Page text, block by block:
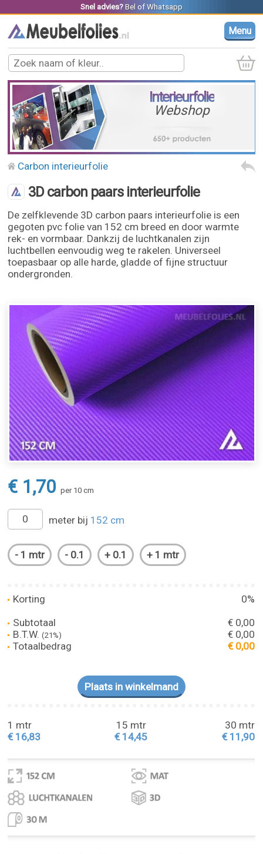
Snel advies? Belof Whatsapp
Menu
Interieurfolie
Webshop
Carbon interieurfolie
3D carbon paars interieurfolie
De zelfklevende 3D carbon paars interieurfolie is een
gegoten pvc folie van 152 cm breed en door warmte
rek- en vormbaar. Dankzij de luchtkanalen zijn
luchtbellen eenvoudig weg te rakelen. Universeel
toepasbaar op alle harde, gladde of fijne structuur
ondergronden.
€ 1,70 per 10 cm
meter bij 152 cm
Korting
0%
Subtotaal
€ 0,00
B.T.W.(21%)
€ 0,00
Totaalbedrag
€ 0,00
1 mtr
€ 16,83
15 mtr
€ 14,45
30 mtr
€ 11,90